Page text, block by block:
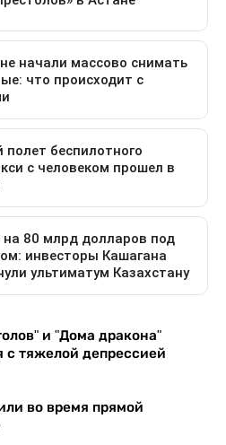
и "Дома дракона"
с тяжелой депрессией
во время прямой